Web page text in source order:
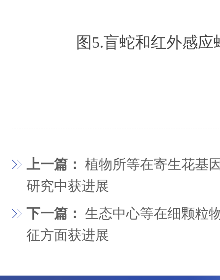
图5.盲蛇和红外感应
上一篇： 植物所等在寄生花基
研究中获进展
下一篇： 生态中心等在细颗粒
征方面获进展